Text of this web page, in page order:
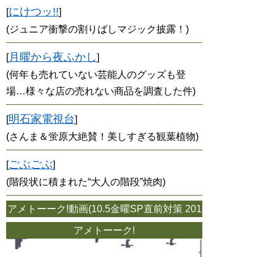
[にけつッ!!]
(ジュニア衝撃の割りばしマジック披露！)
[月曜から夜ふかし]
(何年も売れていない芸能人のグッズも登
場…様々な店の売れない商品を調査した件)
[明石家電視台]
(さんま＆蛍原大絶賛！美しすぎる観葉植物)
[ごぶごぶ]
(階段状に積まれた“大人の階段”焼肉)
ーーク!動画(10.5金曜SP直前対策 2018年09月27日放送)
アメトーーク!